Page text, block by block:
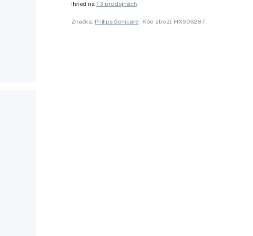
Ihned na 13 prodejnách
Značka: Philips Sonicare Kód zboží: HX606287